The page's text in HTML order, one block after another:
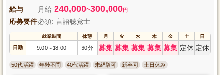
給与 月給 240,000~300,000円
応募要件必須: 言語聴覚士
就業時間 休憩 月 火 水 木 金 土 日
日勤 9:00～ 18:00 60分 募集 募集 募集 募集 募集 定休 定休
50代活躍 年齢不問 40代活躍 未経験可 新卒可 土日休み